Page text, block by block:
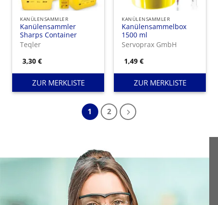
KANÜLENSAMMLER
Kanülensammler
Sharps Container
Teqler
3,30€
ZUR MERKLISTE
KANÜLENSAMMLER
Kanülensammelbox
1500 ml
Servoprax GmbH
1,49€
ZUR MERKLISTE
1 2